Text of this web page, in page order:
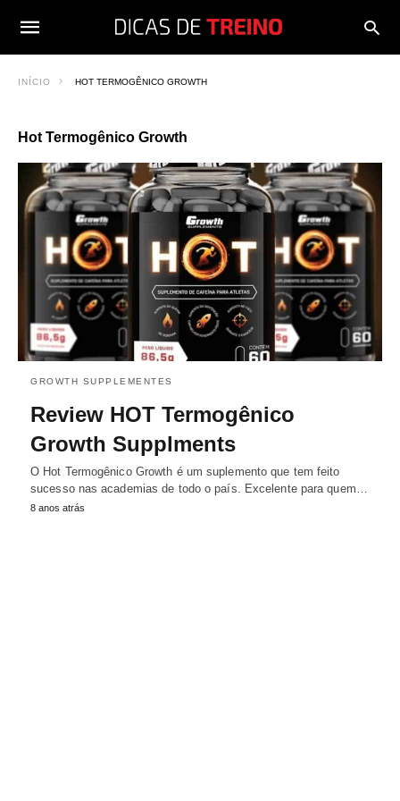
INÍCIO HOT TERMOGÊNICO GROWTH
Hot Termogênico Growth
GROWTH SUPPLEMENTES
Review HOT Termogênico
Growth Supplments
O Hot Termogênico Growth é um suplemento que tem feito
sucesso nas academias de todo o país. Excelente para quem…
8 anos atrás